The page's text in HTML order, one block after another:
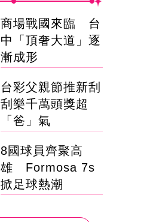
商場戰國來臨 台
中「頂奢大道」逐
漸成形
台彩父親節推新刮
刮樂千萬頭獎超
「爸」氣
8國球員齊聚高
雄 Formosa 7s
掀足球熱潮